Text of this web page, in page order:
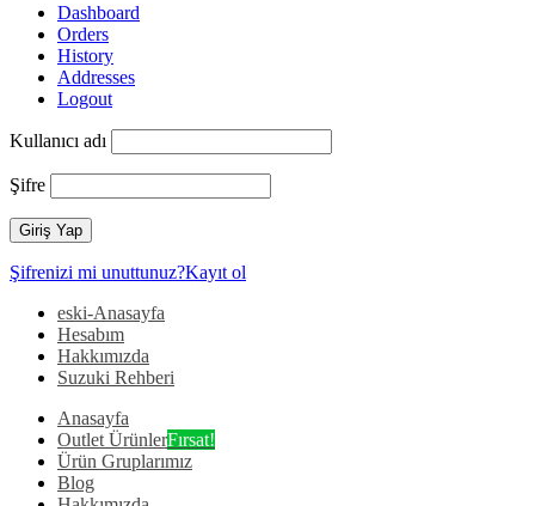
Dashboard
Orders
History
Addresses
Logout
Kullanıcı adı
Şifre
Şifrenizi mi unuttunuz?Kayıt ol
eski-Anasayfa
Hesabım
Hakkımızda
Suzuki Rehberi
Anasayfa
Outlet ÜrünlerFırsat!
Ürün Gruplarımız
Blog